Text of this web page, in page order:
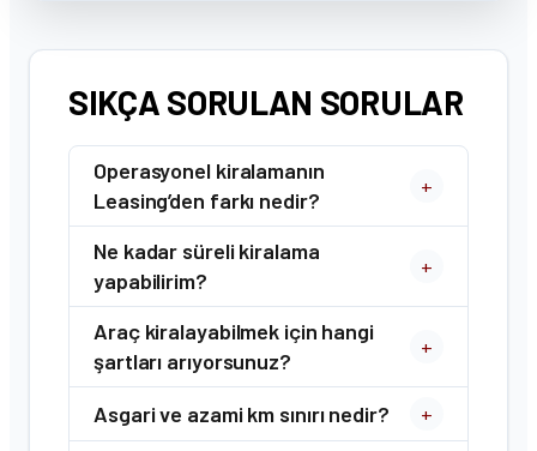
SIKÇA SORULAN SORULAR
Operasyonel kiralamanın
Leasing’den farkı nedir?
+
Ne kadar süreli kiralama
yapabilirim?
+
Araç kiralayabilmek için hangi
şartları arıyorsunuz?
+
Asgari ve azami km sınırı nedir?
+